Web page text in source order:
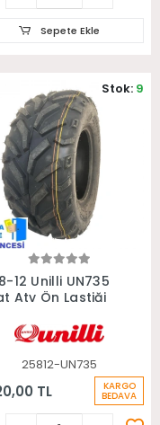
Sepete Ekle
Sepete Ekle
12 Unilli UN735
Atv Ön Lastiği
25812-UN735
TL KARGO
BEDAVA
Stok: 9